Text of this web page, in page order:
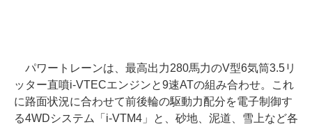
パワートレーンは、最高出力280馬力のV型6気筒3.5リ
ッター直噴i-VTECエンジンと9速ATの組み合わせ。これ
に路面状況に合わせて前後輪の駆動力配分を電子制御す
る4WDシステム「i-VTM4」と、砂地、泥道、雪上など各